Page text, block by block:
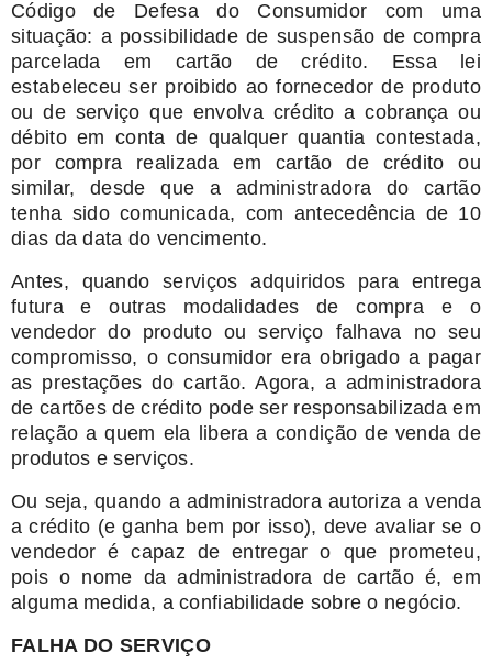
Código de Defesa do Consumidor com uma
situação: a possibilidade de suspensão de compra
parcelada em cartão de crédito. Essa lei
estabeleceu ser proibido ao fornecedor de produto
ou de serviço que envolva crédito a cobrança ou
débito em conta de qualquer quantia contestada,
por compra realizada em cartão de crédito ou
similar, desde que a administradora do cartão
tenha sido comunicada, com antecedência de 10
dias da data do vencimento.
Antes, quando serviços adquiridos para entrega
futura e outras modalidades de compra e o
vendedor do produto ou serviço falhava no seu
compromisso, o consumidor era obrigado a pagar
as prestações do cartão. Agora, a administradora
de cartões de crédito pode ser responsabilizada em
relação a quem ela libera a condição de venda de
produtos e serviços.
Ou seja, quando a administradora autoriza a venda
a crédito (e ganha bem por isso), deve avaliar se o
vendedor é capaz de entregar o que prometeu,
pois o nome da administradora de cartão é, em
alguma medida, a confiabilidade sobre o negócio.
FALHA DO SERVIÇO